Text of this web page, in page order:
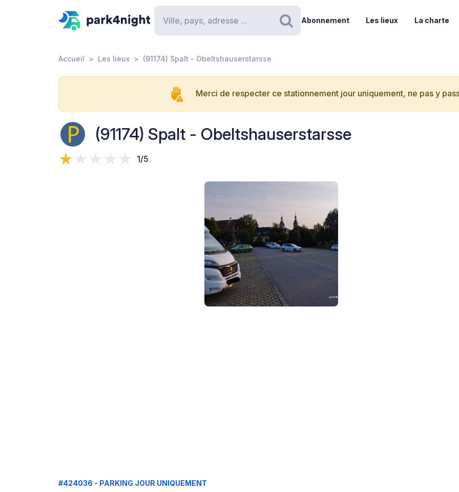
Rechercher
Abonnement Les lieux La charte
Accueil Les lieux (91174) Spalt - Obeltshauserstarsse
Merci de respecter ce stationnement jour uniquement, ne pas y
(91174) Spalt - Obeltshauserstarsse
1/5
#424036 - PARKING JOUR UNIQUEMENT